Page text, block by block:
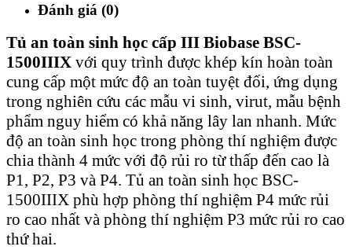
Đánh giá (0)
Tủ an toàn sinh học cấp III Biobase BSC-
1500IIIX với quy trình được khép kín hoàn toàn
cung cấp một mức độ an toàn tuyệt đối, ứng dụng
trong nghiên cứu các mẫu vi sinh, virut, mẫu bệnh
phẩm nguy hiểm có khả năng lây lan nhanh. Mức
độ an toàn sinh học trong phòng thí nghiệm được
chia thành 4 mức với độ rủi ro từ thấp đến cao là
P1, P2, P3 và P4. Tủ an toàn sinh học BSC-
1500IIIX phù hợp phòng thí nghiệm P4 mức rủi
ro cao nhất và phòng thí nghiệm P3 mức rủi ro cao
thứ hai.